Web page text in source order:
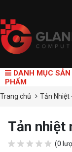
DANH MỤC SẢN
PHẨM
Trang chủ Tản Nhiệt
Tản nhiệt
(0